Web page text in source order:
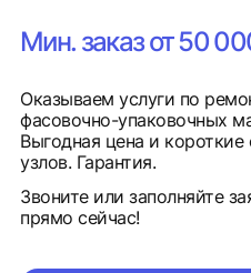
Мин. заказ от 50
Оказываем услуги по
фасовочно-упаковочных
Выгодная цена и
узлов. Гарантия.
Звоните или заполняйте
прямо сейчас!